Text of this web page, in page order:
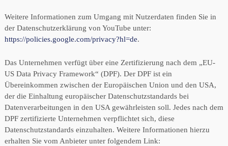
Weitere Informationen zum Umgang mit Nutzerdaten finden Sie in
der Datenschutzerklärung von YouTube unter:
https://policies.google.com/privacy?hl=de.
Das Unternehmen verfügt über eine Zertifizierung nach dem „EU-
US Data Privacy Framework“ (DPF). Der DPF ist ein
Übereinkommen zwischen der Europäischen Union und den USA,
der die Einhaltung europäischer Datenschutzstandards bei
Datenverarbeitungen in den USA gewährleisten soll. Jedes nach dem
DPF zertifizierte Unternehmen verpflichtet sich, diese
Datenschutzstandards einzuhalten. Weitere Informationen hierzu
erhalten Sie vom Anbieter unter folgendem Link: